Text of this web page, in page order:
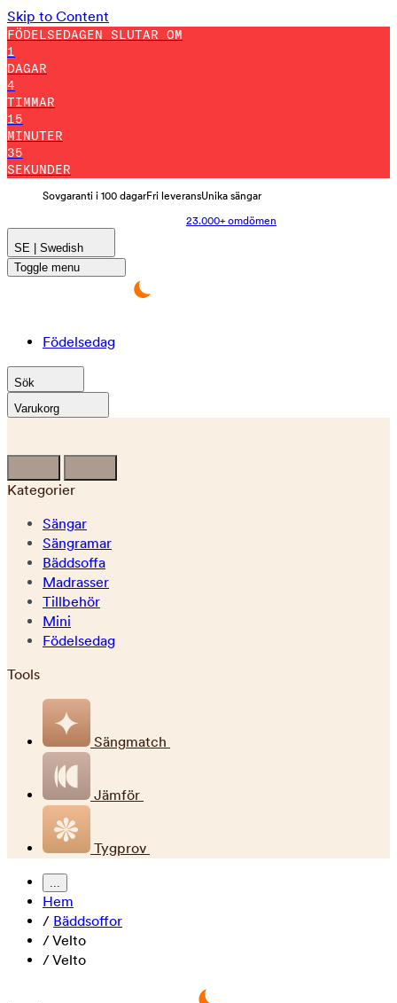
Skip to Content
FÖDELSEDAGEN SLUTAR OM
1
DAGAR
4
TIMMAR
15
MINUTER
26
SEKUNDER
Sovgaranti i 100 dagarFri leveransUnika sängar
23.000+ omdömen
SE | Swedish
Toggle menu
Födelsedag
Sök
Varukorg
Kategorier
Sängar
Sängramar
Bäddsoffa
Madrasser
Tillbehör
Mini
Födelsedag
Tools
Sängmatch
Jämför
Tygprov
...
Hem
/ Bäddsoffor
/Velto
/Velto